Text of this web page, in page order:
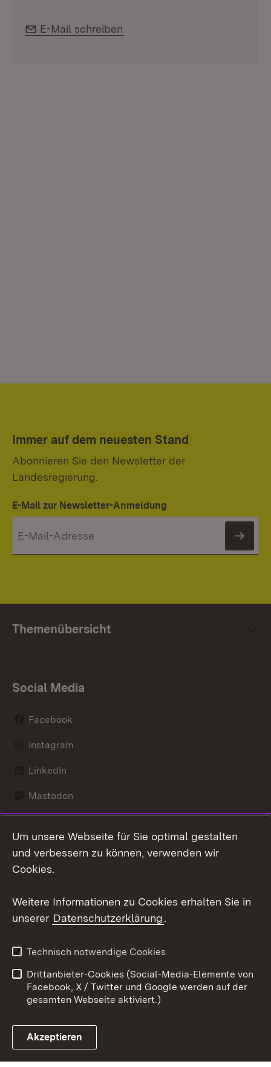
E-Mail:
E-Mail schreiben
Immer auf dem neuesten Stand
Abonnieren Sie den Newsletter der
Landesregierung.
E-Mail zur Newsletter-Anmeldung
Themenübersicht
Social Media
Facebook
Instagram
LinkedIn
Mastodon
X / Twitter
Youtube
Link zum Landesportal
Kontakt
Datenschutz
Barrierefreiheit
Impressum Cookies
Um unsere Webseite für Sie optimal gestalten
und verbessern zu können, verwenden wir
Cookies.
Weitere Informationen zu Cookies erhalten Sie in
unserer Datenschutzerklärung.
Technisch notwendige Cookies
Drittanbieter-Cookies (Social-Media-Elemente von
Facebook, X / Twitter und Google werden auf der
gesamten Webseite aktiviert.)
Akzeptieren